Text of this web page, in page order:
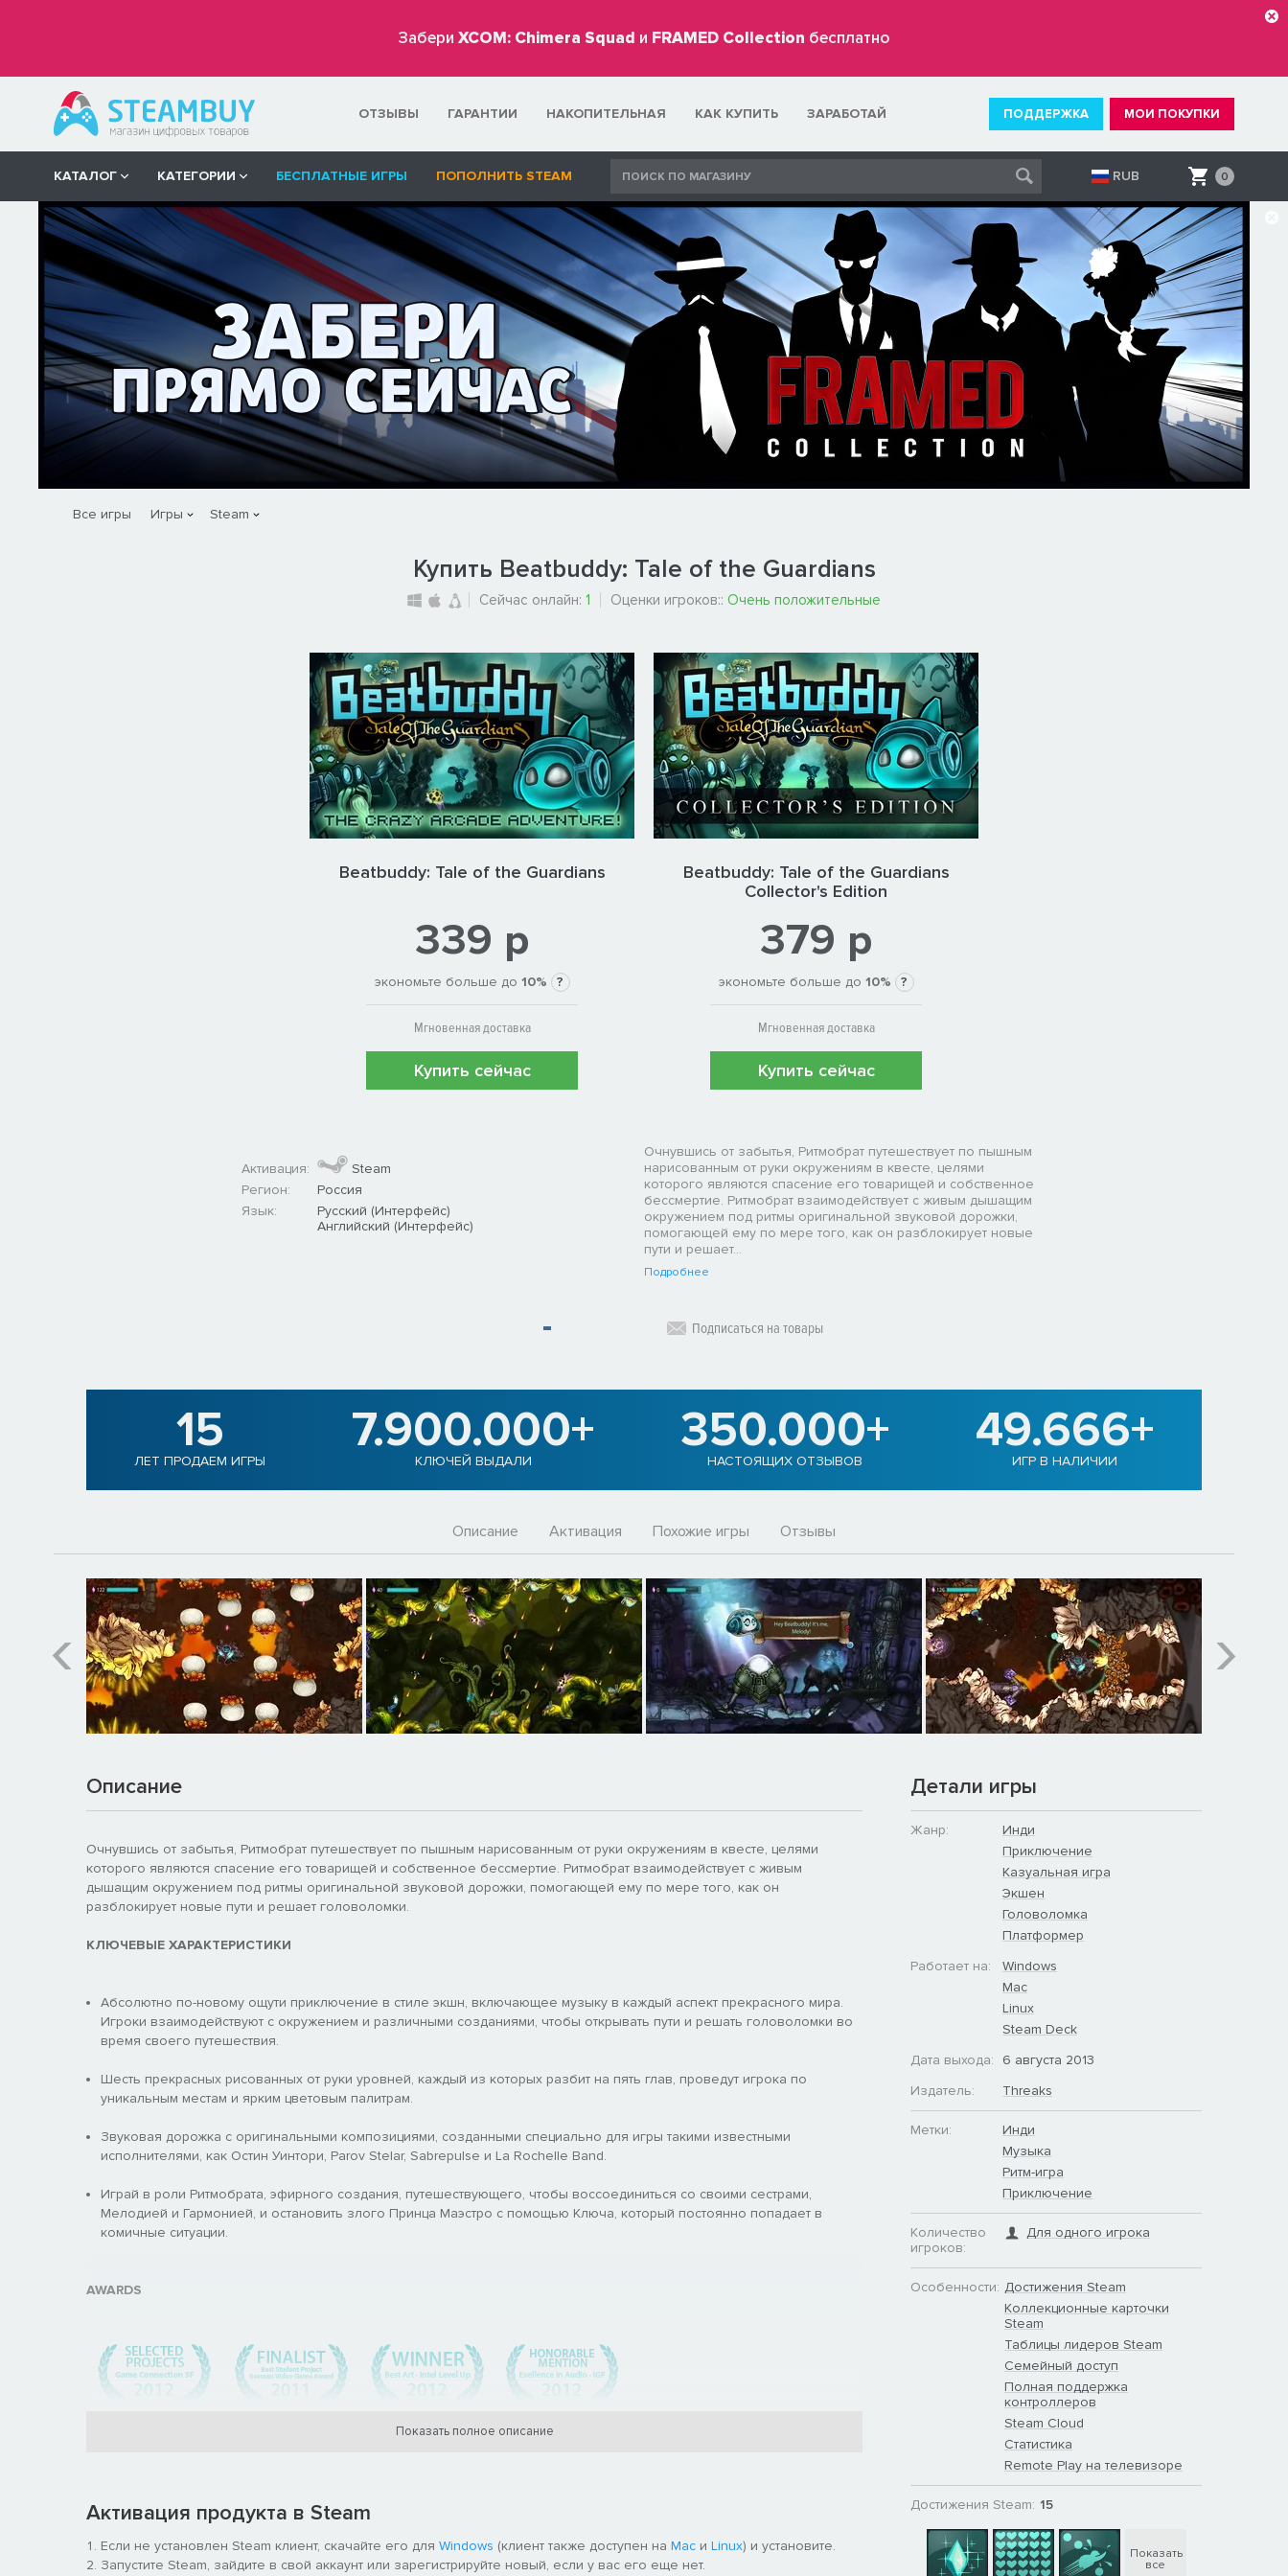
Забери XCOM: Chimera Squad и FRAMED Collection бесплатно
ОТЗЫВЫ ГАРАНТИИ НАКОПИТЕЛЬНАЯ КАК КУПИТЬ ЗАРАБОТАЙ ПОДДЕРЖКА МОИ ПОКУПКИ
КАТАЛОГ КАТЕГОРИИ БЕСПЛАТНЫЕ ИГРЫ ПОПОЛНИТЬ STEAM RUB 0
Все игры Игры Steam
Купить Beatbuddy: Tale of the Guardians
Сейчас онлайн: 1 Оценки игроков:: Очень положительные
Beatbuddy: Tale of the Guardians
339 р
экономьте больше до 10% ?
Мгновенная доставка
Купить сейчас
Beatbuddy: Tale of the Guardians
Collector's Edition
379 р
экономьте больше до 10% ?
Мгновенная доставка
Купить сейчас
Активация:
Steam
Регион:
Россия
Язык:
Русский (Интерфейс)
Английский (Интерфейс)
Очнувшись от забытья, Ритмобрат путешествует по пышным
нарисованным от руки окружениям в квесте, целями
которого являются спасение его товарищей и собственное
бессмертие. Ритмобрат взаимодействует с живым дышащим
окружением под ритмы оригинальной звуковой дорожки,
помогающей ему по мере того, как он разблокирует новые
пути и решает...
Подробнее
Подписаться на товары
15
ЛЕТ ПРОДАЕМ ИГРЫ
7.900.000+
КЛЮЧЕЙ ВЫДАЛИ
350.000+
НАСТОЯЩИХ ОТЗЫВОВ
49.666+
ИГР В НАЛИЧИИ
Описание Активация Похожие игры Отзывы
Описание
Очнувшись от забытья, Ритмобрат путешествует по пышным нарисованным от руки окружениям в квесте, целями
которого являются спасение его товарищей и собственное бессмертие. Ритмобрат взаимодействует с живым
дышащим окружением под ритмы оригинальной звуковой дорожки, помогающей ему по мере того, как он
разблокирует новые пути и решает головоломки.
КЛЮЧЕВЫЕ ХАРАКТЕРИСТИКИ
Абсолютно по-новому ощути приключение в стиле экшн, включающее музыку в каждый аспект прекрасного мира.
Игроки взаимодействуют с окружением и различными созданиями, чтобы открывать пути и решать головоломки во
время своего путешествия.
Шесть прекрасных рисованных от руки уровней, каждый из которых разбит на пять глав, проведут игрока по
уникальным местам и ярким цветовым палитрам.
Звуковая дорожка с оригинальными композициями, созданными специально для игры такими известными
исполнителями, как Остин Уинтори, Parov Stelar, Sabrepulse и La Rochelle Band.
Играй в роли Ритмобрата, эфирного создания, путешествующего, чтобы воссоединиться со своими сестрами,
Мелодией и Гармонией, и остановить злого Принца Маэстро с помощью Ключа, который постоянно попадает в
комичные ситуации.
AWARDS
Показать полное описание
Активация продукта в Steam
Если не установлен Steam клиент, скачайте его для Windows (клиент также доступен на Mac и Linux) и установите.
Запустите Steam, зайдите в свой аккаунт или зарегистрируйте новый, если у вас его еще нет.
Детали игры
Жанр:
Инди
Приключение
Казуальная игра
Экшен
Головоломка
Платформер
Работает на:
Windows
Mac
Linux
Steam Deck
Дата выхода:
6 августа 2013
Издатель:
Threaks
Метки:
Инди
Музыка
Ритм-игра
Приключение
Количество
игроков:
Для одного игрока
Особенности: Достижения Steam
Коллекционные карточки
Steam
Таблицы лидеров Steam
Семейный доступ
Полная поддержка
контроллеров
Steam Cloud
Статистика
Remote Play на телевизоре
Достижения Steam: 15
Показать
все